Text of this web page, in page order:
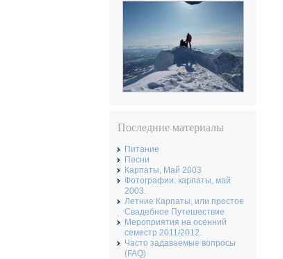
Последние материалы
Питание
Песни
Карпаты, Май 2003
Фотографии: карпаты, май
2003.
Летние Карпаты, или простое
Свадебное Путешествие
Мероприятия на осенний
семестр 2011/2012.
Часто задаваемые вопросы
(FAQ)